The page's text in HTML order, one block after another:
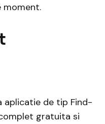
moment.
aplicatie de tip Find-
gratuita si